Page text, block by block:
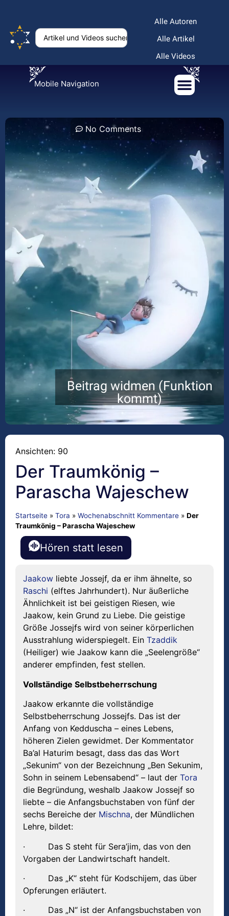
Alle Autoren
Alle Artikel
Alle Videos
Mobile Navigation
No Comments
Beitrag widmen (Funktion
kommt)
Ansichten: 90
Der Traumkönig –
Parascha Wajeschew
Startseite » Tora » Wochenabschnitt Kommentare » Der
Traumkönig – Parascha Wajeschew
Hören statt lesen
Jaakow liebte Jossejf, da er ihm ähnelte, so
Raschi (elftes Jahrhundert). Nur äußerliche
Ähnlichkeit ist bei geistigen Riesen, wie
Jaakow, kein Grund zu Liebe. Die geistige
Größe Jossejfs wird von seiner körperlichen
Ausstrahlung widerspiegelt. Ein Tzaddik
(Heiliger) wie Jaakow kann die „Seelengröße“
anderer empfinden, fest stellen.
Vollständige Selbstbeherrschung
Jaakow erkannte die vollständige
Selbstbeherrschung Jossejfs. Das ist der
Anfang von Kedduscha – eines Lebens,
höheren Zielen gewidmet. Der Kommentator
Ba’al Haturim besagt, dass das das Wort
„Sekunim“ von der Bezeichnung „Ben Sekunim,
Sohn in seinem Lebensabend“ – laut der Tora
die Begründung, weshalb Jaakow Jossejf so
liebte – die Anfangsbuchstaben von fünf der
sechs Bereiche der Mischna, der Mündlichen
Lehre, bildet:
· Das S steht für Sera’jim, das von den
Vorgaben der Landwirtschaft handelt.
· Das „K“ steht für Kodschijem, das über
Opferungen erläutert.
· Das „N“ ist der Anfangsbuchstaben von